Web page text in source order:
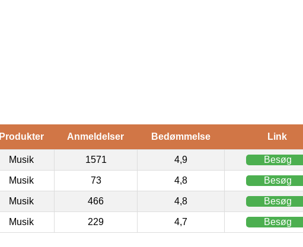
Produkter Anmeldelser Bedømmelse Link
Musik 1571 4,9 Besøg
Musik 73 4,8 Besøg
Musik 466 4,8 Besøg
Musik 229 4,7 Besøg